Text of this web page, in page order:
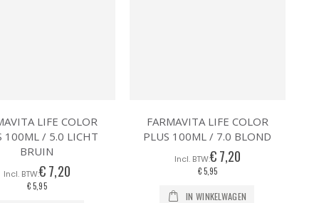
LIFE COLOR
100ML / 5.0 LICHT
BRUIN
€ 7,20
€ 5,95
FARMAVITA LIFE COLOR
PLUS 100ML / 7.0 BLOND
€ 7,20
€ 5,95
IN WINKELWAGEN